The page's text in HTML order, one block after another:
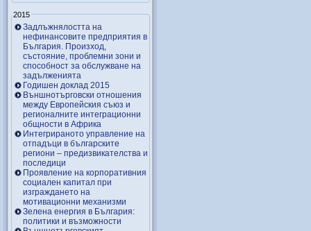
2015
Задлъжнялостта на
нефинансовите предприятия в
България. Произход,
състояние, проблемни зони и
способност за обслужване на
задълженията
Годишен доклад 2015
Външнотърговски отношения
между Европейския съюз и
регионалните интеграционни
общности в Африка
Интегрираното управление на
отпадъци в българските
региони – предизвикателства и
последици
Проявление на корпоративния
социален капитал при
изграждането на
мотивационни механизми
Зелена енергия в България:
политики и възможности